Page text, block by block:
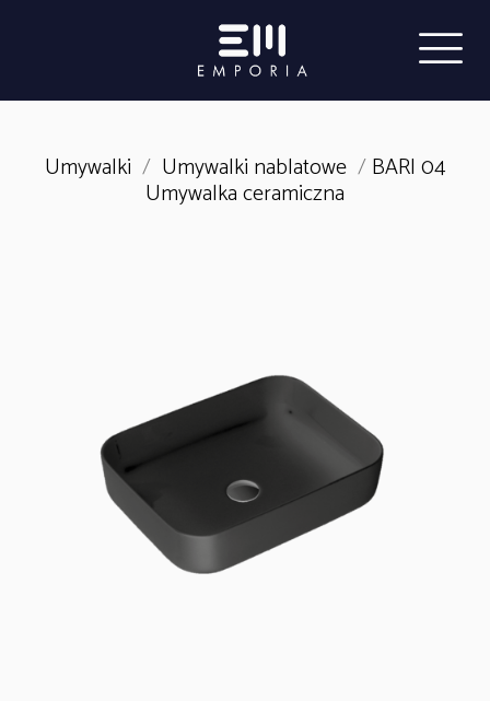
Umywalki / Umywalki nablatowe /BARI 04
Umywalka ceramiczna